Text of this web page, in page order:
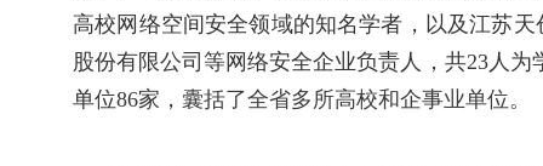
高校网络空间安全领域的知名学者，以及江苏
股份有限公司等网络安全企业负责人，共23人
单位86家， 囊括了全省多所高校和企事业单位。